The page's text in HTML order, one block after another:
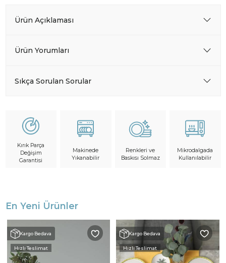
Ürün Açıklaması
Ürün Yorumları
Sıkça Sorulan Sorular
Kırık Parça
Değişim
Garantisi
Makinede
Yıkanabilir
Renkleri ve
Baskısı Solmaz
Mikrodalgada
Kullanılabilir
En Yeni Ürünler
Kargo Bedava
Hızlı Teslimat
Kargo Bedava
Hızlı Teslimat